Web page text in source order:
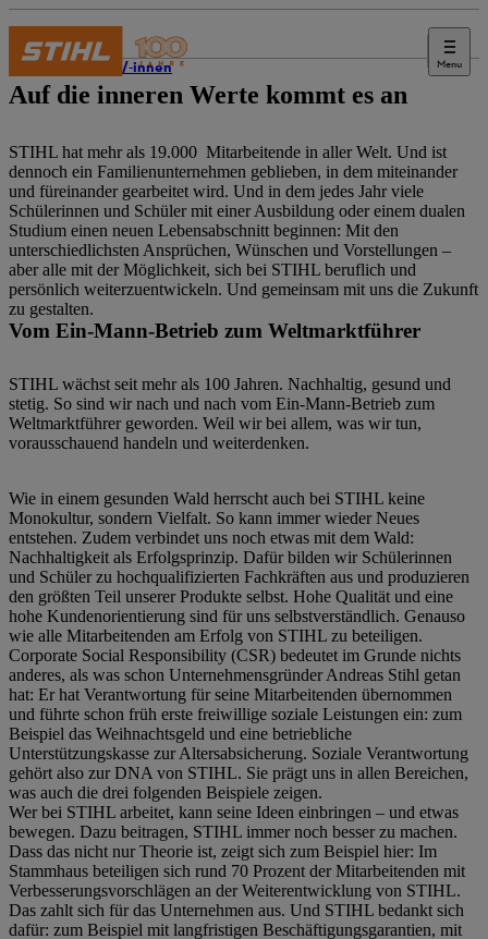
Menu
Schüler/-innen
Auf die inneren Werte kommt es an
STIHL hat mehr als 19.000 Mitarbeitende in aller Welt. Und ist
dennoch ein Familienunternehmen geblieben, in dem miteinander
und füreinander gearbeitet wird. Und in dem jedes Jahr viele
Schülerinnen und Schüler mit einer Ausbildung oder einem dualen
Studium einen neuen Lebensabschnitt beginnen: Mit den
unterschiedlichsten Ansprüchen, Wünschen und Vorstellungen –
aber alle mit der Möglichkeit, sich bei STIHL beruflich und
persönlich weiterzuentwickeln. Und gemeinsam mit uns die Zukunft
zu gestalten.
Vom Ein-Mann-Betrieb zum Weltmarktführer
STIHL wächst seit mehr als 100 Jahren. Nachhaltig, gesund und
stetig. So sind wir nach und nach vom Ein-Mann-Betrieb zum
Weltmarktführer geworden. Weil wir bei allem, was wir tun,
vorausschauend handeln und weiterdenken.
Wie in einem gesunden Wald herrscht auch bei STIHL keine
Monokultur, sondern Vielfalt. So kann immer wieder Neues
entstehen. Zudem verbindet uns noch etwas mit dem Wald:
Nachhaltigkeit als Erfolgsprinzip. Dafür bilden wir Schülerinnen
und Schüler zu hochqualifizierten Fachkräften aus und produzieren
den größten Teil unserer Produkte selbst. Hohe Qualität und eine
hohe Kundenorientierung sind für uns selbstverständlich. Genauso
wie alle Mitarbeitenden am Erfolg von STIHL zu beteiligen.
Corporate Social Responsibility (CSR) bedeutet im Grunde nichts
anderes, als was schon Unternehmensgründer Andreas Stihl getan
hat: Er hat Verantwortung für seine Mitarbeitenden übernommen
und führte schon früh erste freiwillige soziale Leistungen ein: zum
Beispiel das Weihnachtsgeld und eine betriebliche
Unterstützungskasse zur Altersabsicherung. Soziale Verantwortung
gehört also zur DNA von STIHL. Sie prägt uns in allen Bereichen,
was auch die drei folgenden Beispiele zeigen.
Wer bei STIHL arbeitet, kann seine Ideen einbringen – und etwas
bewegen. Dazu beitragen, STIHL immer noch besser zu machen.
Dass das nicht nur Theorie ist, zeigt sich zum Beispiel hier: Im
Stammhaus beteiligen sich rund 70 Prozent der Mitarbeitenden mit
Verbesserungsvorschlägen an der Weiterentwicklung von STIHL.
Das zahlt sich für das Unternehmen aus. Und STIHL bedankt sich
dafür: zum Beispiel mit langfristigen Beschäftigungsgarantien, mit